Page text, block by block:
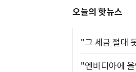
오늘의 핫뉴스
"그 세금 절대
"엔비디아에